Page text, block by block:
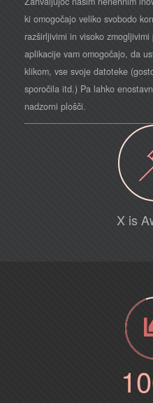
ki omogočajo veliko svobodo
razširljivimi in visoko
aplikacije vam omogočajo, da
klikom, vse svoje datoteke
sporočila itd.) Pa lahko
nadzorni plošči.
X is